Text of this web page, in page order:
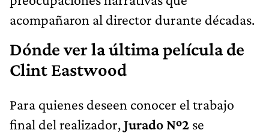
acompañaron al director durante décadas.
Dónde ver la última película de
Clint Eastwood
Para quienes deseen conocer el trabajo
final del realizador,Jurado Nº2 se